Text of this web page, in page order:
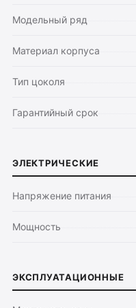
Модельный ряд
Материал корпуса
Тип цоколя
Гарантийный срок
ЭЛЕКТРИЧЕСКИЕ
Напряжение питания
Мощность
ЭКСПЛУАТАЦИОННЫЕ
Точечные светильники
Каталог
Обмен и возврат
Поддержка